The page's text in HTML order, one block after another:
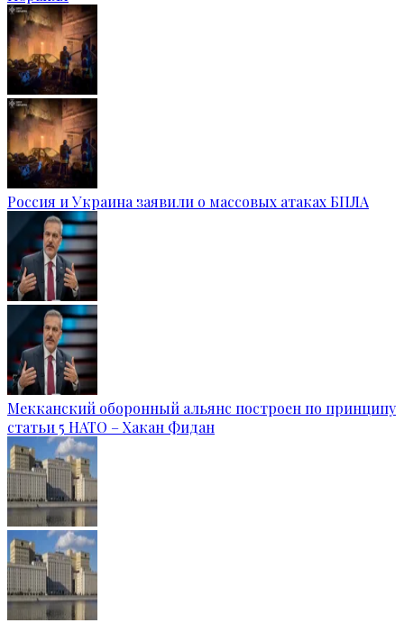
Россия и Украина заявили о массовых атаках БПЛА
Мекканский оборонный альянс построен по принципу
статьи 5 НАТО – Хакан Фидан